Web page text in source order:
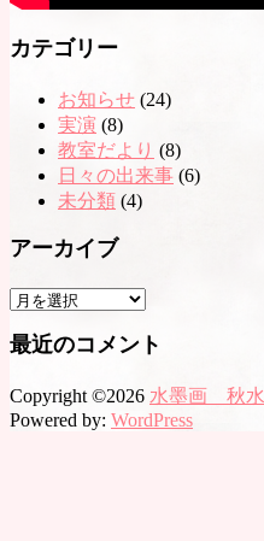
カテゴリー
お知らせ (24)
実演 (8)
教室だより (8)
日々の出来事 (6)
未分類 (4)
アーカイブ
ア
カ
ブ
最近のコメント
Copyright ©2026 水墨画 秋水
Powered by: WordPress